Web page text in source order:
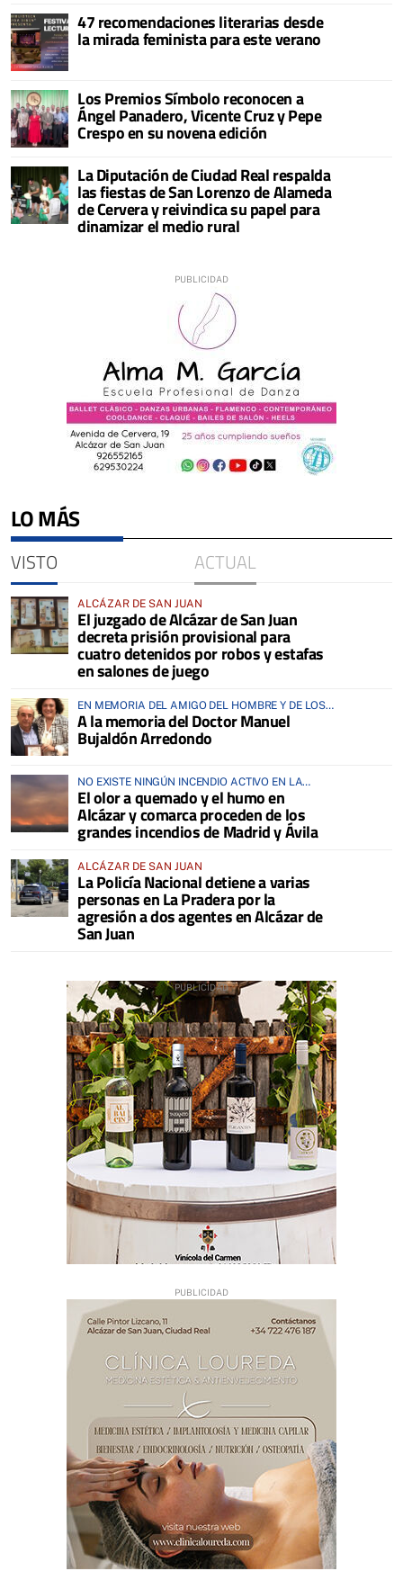
47 recomendaciones literarias desde
la mirada feminista para este verano
Los Premios Símbolo reconocen a
Ángel Panadero, Vicente Cruz y Pepe
Crespo en su novena edición
La Diputación de Ciudad Real respalda
las fiestas de San Lorenzo de Alameda
de Cervera y reivindica su papel para
dinamizar el medio rural
LO MÁS
VISTO ACTUAL
ALCÁZAR DE SAN JUAN
El juzgado de Alcázar de San Juan
decreta prisión provisional para
cuatro detenidos por robos y estafas
en salones de juego
EN MEMORIA DEL AMIGO DEL HOMBRE Y DE LOS
ANIMALES
A la memoria del Doctor Manuel
Bujaldón Arredondo
NO EXISTE NINGÚN INCENDIO ACTIVO EN LA
COMARCA
El olor a quemado y el humo en
Alcázar y comarca proceden de los
grandes incendios de Madrid y Ávila
ALCÁZAR DE SAN JUAN
La Policía Nacional detiene a varias
personas en La Pradera por la
agresión a dos agentes en Alcázar de
San Juan